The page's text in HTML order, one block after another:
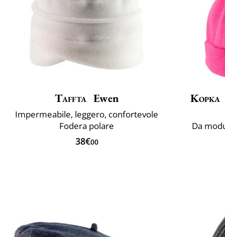
Taffta Ewen
Impermeabile, leggero, confortevole
Fodera polare
38€00
Kopka
Da